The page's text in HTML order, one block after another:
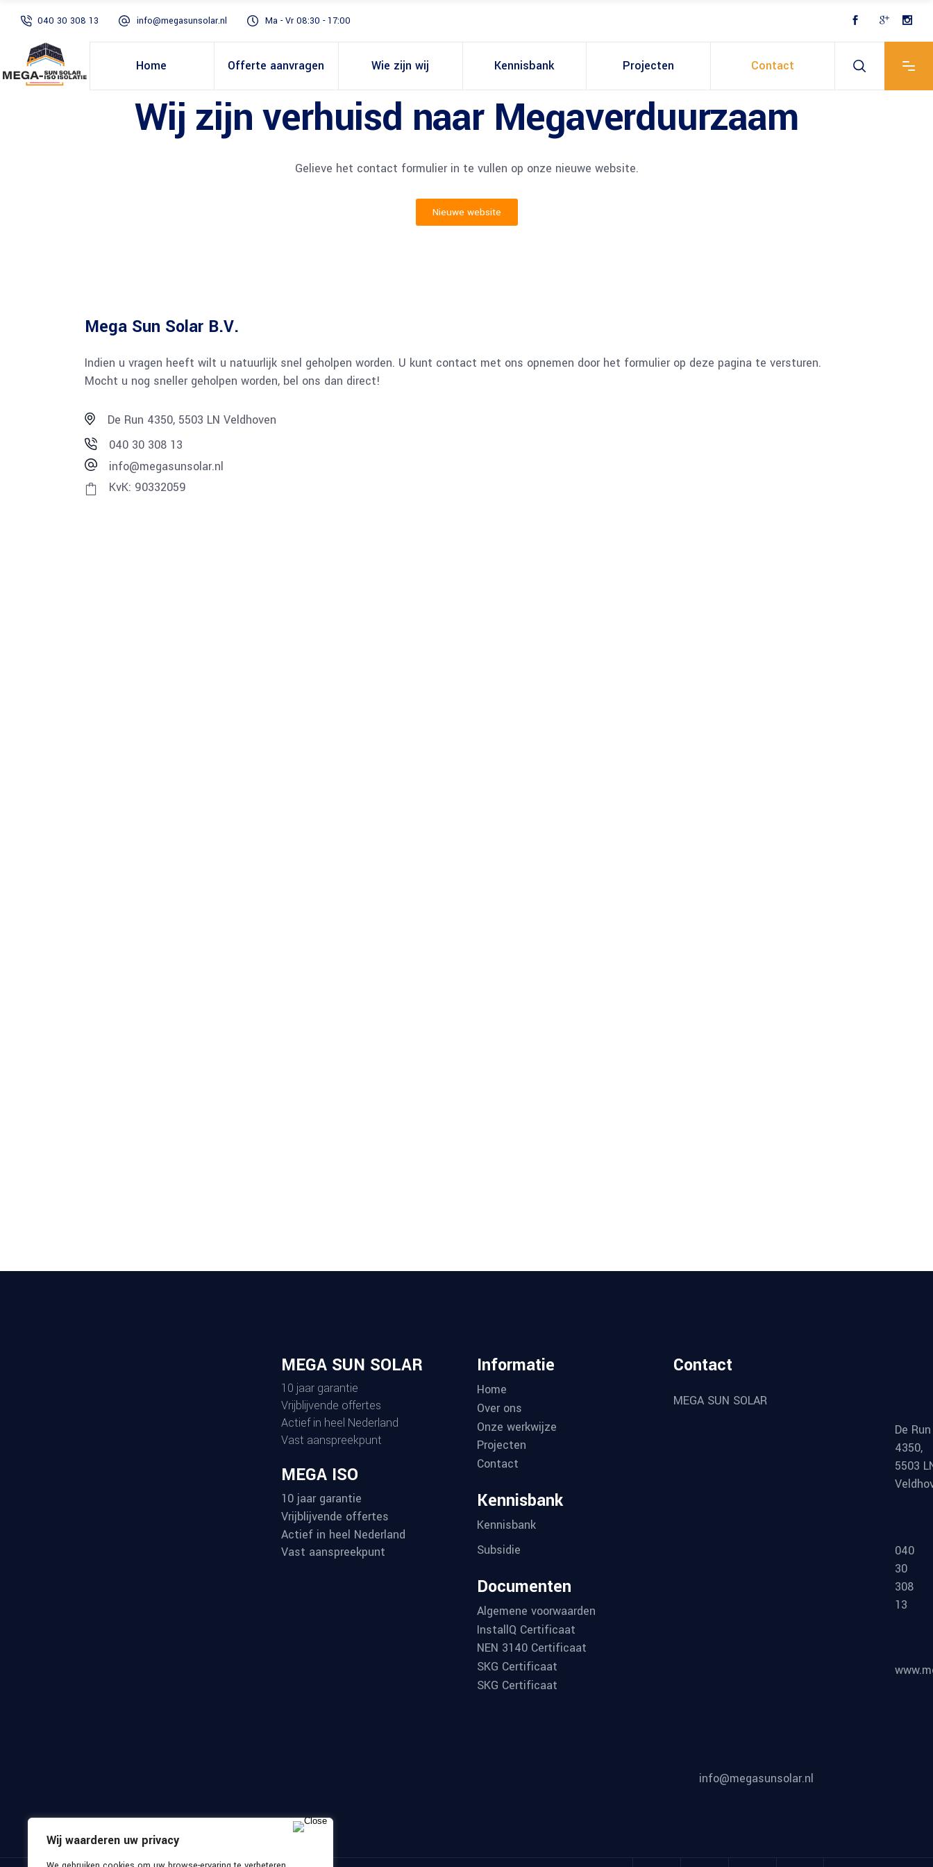
Wij waarderen uw privacy
040 30 308 13 info@megasunsolar.nl Ma - Vr 08:30 - 17:00
Home Offerte aanvragen Wie zijn wij Kennisbank Projecten Contact
Wij zijn verhuisd naar Megaverduurzaam
Gelieve het contact formulier in te vullen op onze nieuwe website.
Nieuwe website
Mega Sun Solar B.V.
Indien u vragen heeft wilt u natuurlijk snel geholpen worden. U kunt contact met ons opnemen door het formulier op deze pagina te versturen.
Mocht u nog sneller geholpen worden, bel ons dan direct!
De Run 4350, 5503 LN Veldhoven
040 30 308 13
info@megasunsolar.nl
KvK: 90332059
MEGA SUN SOLAR
10 jaar garantie
Vrijblijvende offertes
Actief in heel Nederland
Vast aanspreekpunt
MEGA ISO
10 jaar garantie
Vrijblijvende offertes
Actief in heel Nederland
Vast aanspreekpunt
Informatie
Home
Over ons
Onze werkwijze
Projecten
Contact
Kennisbank
Kennisbank
Subsidie
Documenten
Algemene voorwaarden
InstallQ Certificaat
NEN 3140 Certificaat
SKG Certificaat
SKG Certificaat
Contact
MEGA SUN SOLAR
De Run
4350,
5503
040
30
308
13
info@megasunsolar.nl